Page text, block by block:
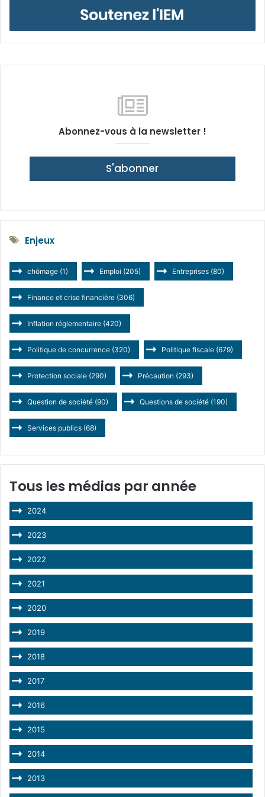
Abonnez-vous à la newsletter !
S'abonner
Enjeux
chômage (1) Emploi (205) Entreprises (80)
Finance et crise financière (306)
Inflation réglementaire (420)
Politique de concurrence (320) Politique fiscale (679)
Protection sociale (290) Précaution (293)
Question de société (90) Questions de société (190)
Services publics (68)
Tous les médias par année
2024
2023
2022
2021
2020
2019
2018
2017
2016
2015
2014
2013